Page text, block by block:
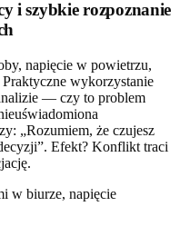
i szybkie rozpoznanie
napięcie w powietrzu,
wykorzystanie
— czy to problem
„Rozumiem, że czujesz
Efekt? Konflikt traci